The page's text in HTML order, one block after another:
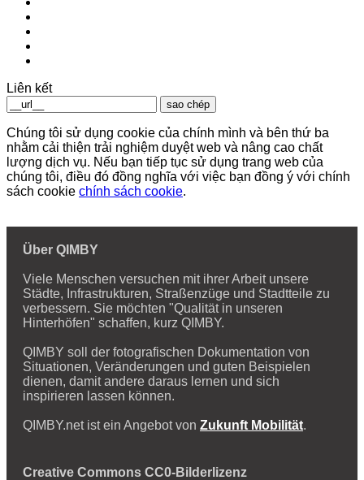
Liên kết
sao chép
Chúng tôi sử dụng cookie của chính mình và bên thứ ba
nhằm cải thiện trải nghiệm duyệt web và nâng cao chất
lượng dịch vụ. Nếu bạn tiếp tục sử dụng trang web của
chúng tôi, điều đó đồng nghĩa với việc bạn đồng ý với chính
sách cookie chính sách cookie.
Über QIMBY
Viele Menschen versuchen mit ihrer Arbeit unsere
Städte, Infrastrukturen, Straßenzüge und Stadtteile zu
verbessern. Sie möchten "Qualität in unseren
Hinterhöfen" schaffen, kurz QIMBY.
QIMBY soll der fotografischen Dokumentation von
Situationen, Veränderungen und guten Beispielen
dienen, damit andere daraus lernen und sich
inspirieren lassen können.
QIMBY.net ist ein Angebot von Zukunft Mobilität.
Creative Commons CC0-Bilderlizenz